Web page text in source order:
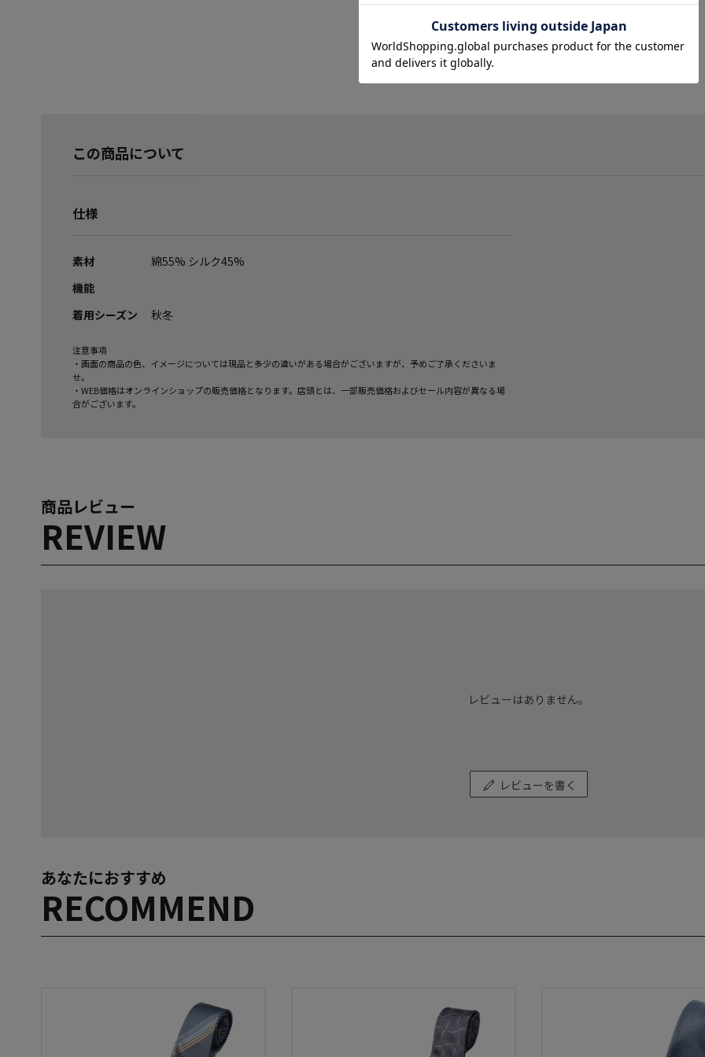
この商品について
仕様
素材
綿55% シルク45%
機能
着用シーズン
秋冬
注意事項
・画面の商品の色、イメージについては現品と多少の違いがある場合がございますが、予めご了承くださいま
せ。
・WEB価格はオンラインショップの販売価格となります。店頭とは、一部販売価格およびセール内容が異なる場
合がございます。
商品レビュー
REVIEW
レビューはありません。
レビューを書く
あなたにおすすめ
RECOMMEND